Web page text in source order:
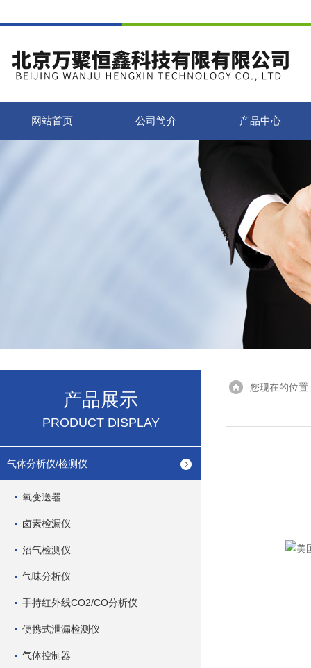
网站首页 公司简介 产品中心
产品展示
PRODUCT DISPLAY
气体分析仪/检测仪
氧变送器
卤素检漏仪
沼气检测仪
气味分析仪
手持红外线CO2/CO分析仪
便携式泄漏检测仪
气体控制器
您现在的位置